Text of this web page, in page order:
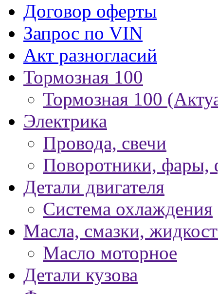
Договор оферты
Запрос по VIN
Акт разногласий
Тормозная 100
Тормозная 100
Электрика
Провода, свечи
Поворотники, фары,
Детали двигателя
Система охлаждения
Масла, смазки,
Масло моторное
Детали кузова